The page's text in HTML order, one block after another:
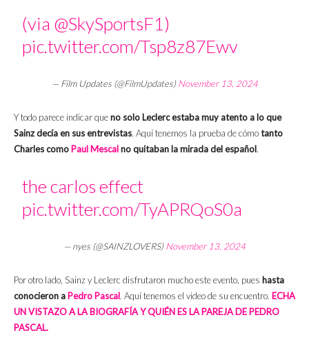
(via @SkySportsF1 )
pic.twitter.com/Tsp8z87Ewv
— Film Updates (@FilmUpdates)November 13, 2024
Y todo parece indicar queno solo Leclerc estaba muy atento a lo que
Sainz decía en sus entrevistas. Aquí tenemos la prueba de cómotanto
Charles como Paul Mescalno quitaban la mirada del español.
the carlos effect
pic.twitter.com/TyAPRQoS0a
— nyes (@SAINZLOVERS)November 13, 2024
Por otro lado, Sainz y Leclerc disfrutaron mucho este evento, pues hasta
conocieron a Pedro Pascal. Aquí tenemos el video de su encuentro. ECHA
UN VISTAZO A LA BIOGRAFÍA Y QUIÉN ES LA PAREJA DE PEDRO
PASCAL.